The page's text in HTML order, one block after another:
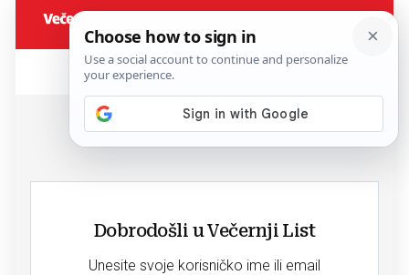
Dobrodošli u Večernji List
Unesite svoje korisničko ime ili email